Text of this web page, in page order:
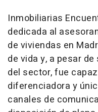
Inmobiliarias
dedicada al
de viviendas en
de vida y, a pesar
del sector, fue
diferenciadora y
canales de